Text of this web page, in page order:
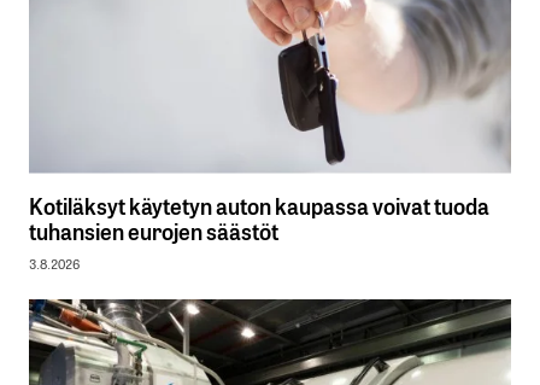
Kotiläksyt käytetyn auton kaupassa voivat tuoda
tuhansien eurojen säästöt
3.8.2026